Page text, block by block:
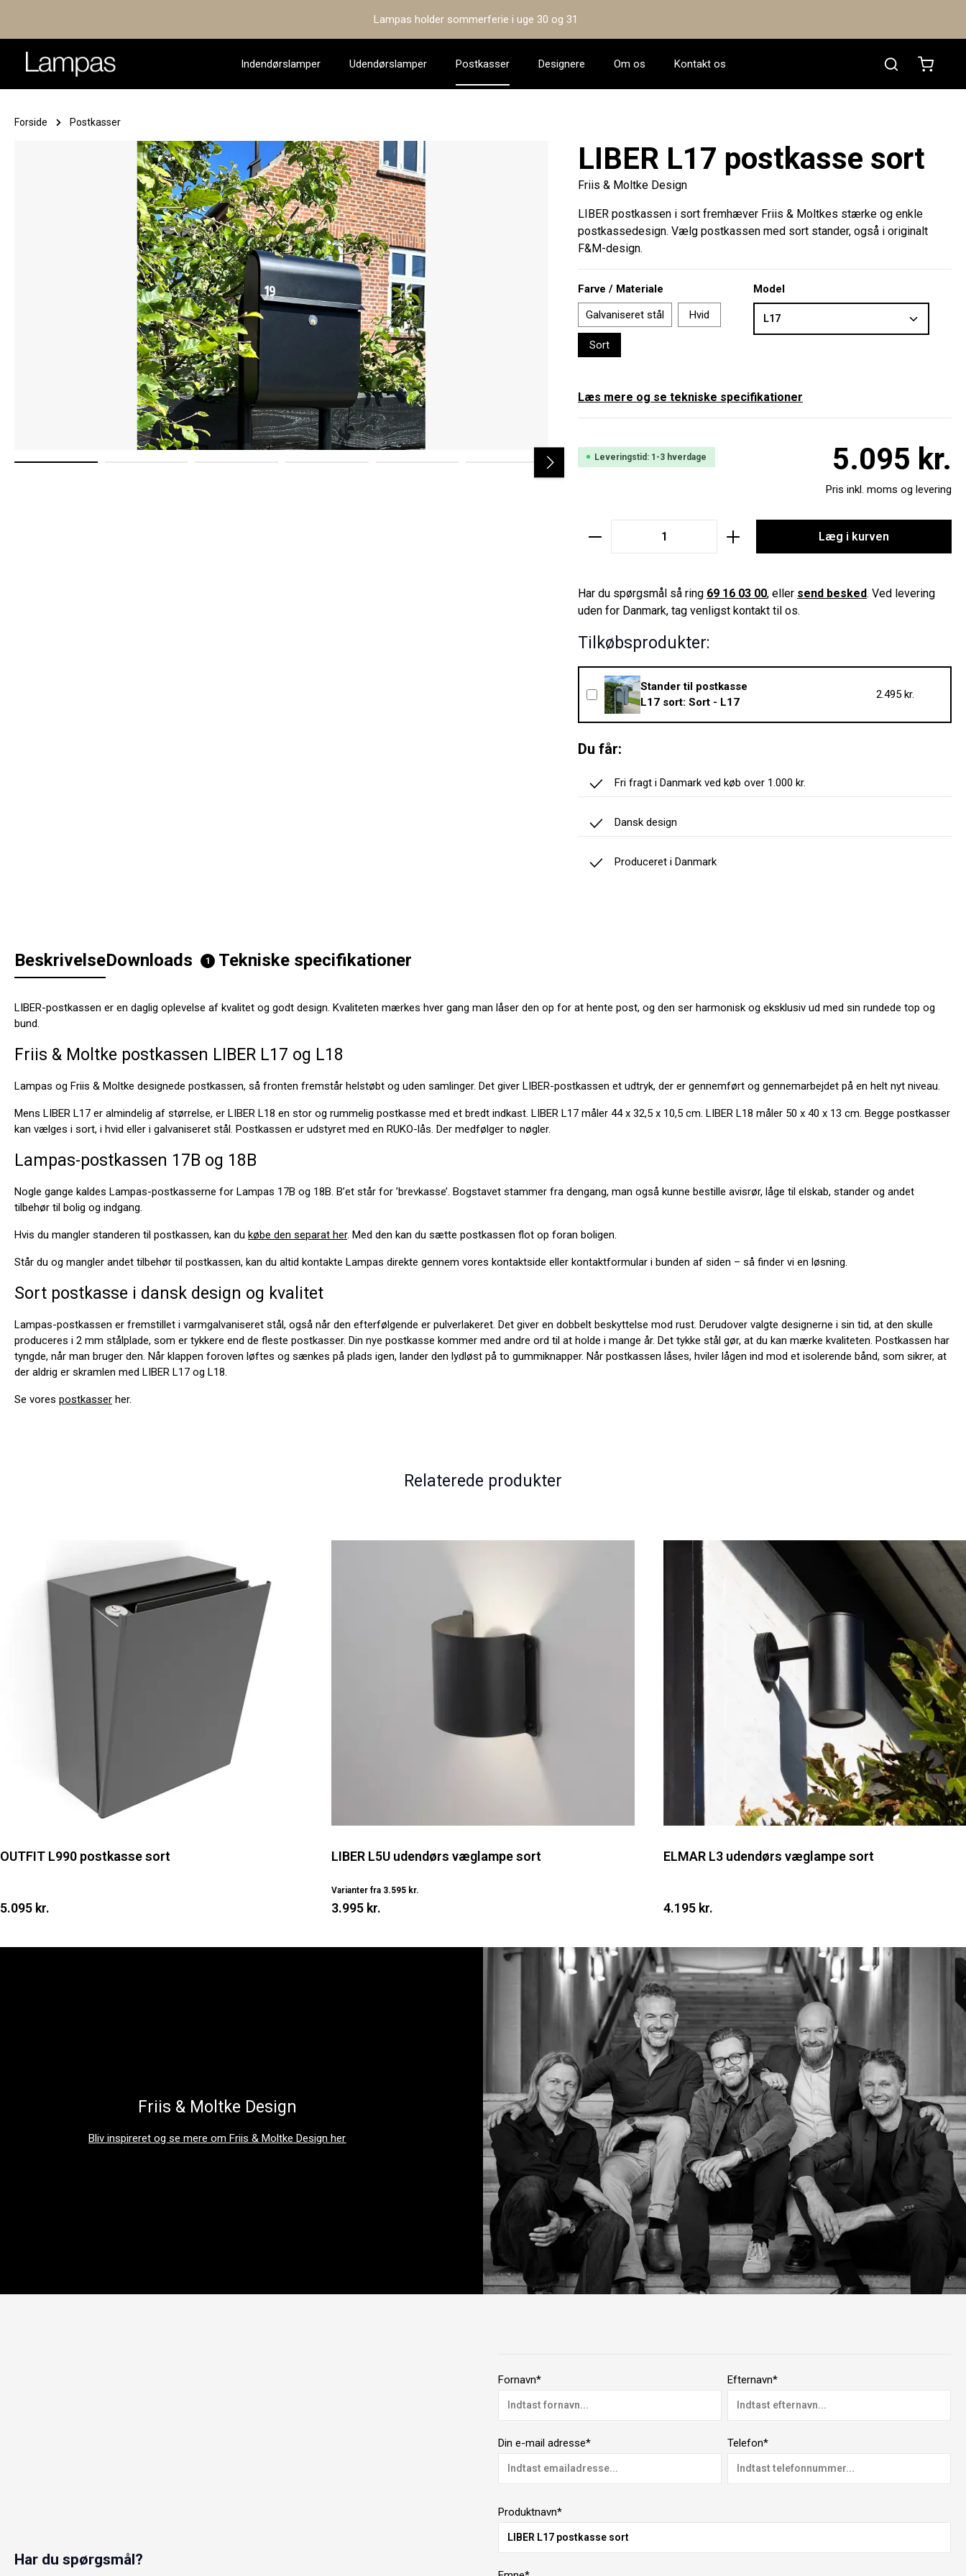
Lampas holder sommerferie i uge 30 og 31
Indendørslamper Udendørslamper Postkasser Designere Om os Kontakt os
Forside Postkasser
LIBER L17 postkasse sort
Friis & Moltke Design
LIBER postkassen i sort fremhæver Friis & Moltkes stærke og enkle
postkassedesign. Vælg postkassen med sort stander, også i originalt
F&M-design.
5.095 kr.
Pris inkl. moms og levering
Leveringstid: 1-3 hverdage
Vælg
Farve / Materiale
Galvaniseret stål
Hvid
Sort
Vælg
Model
Læs mere og se tekniske specifikationer
Product Quantity: Enter the desired amount or
Læg i kurven
Har du spørgsmål så ring 69 16 03 00, eller send besked. Ved levering
uden for Danmark, tag venligst kontakt til os.
Tilkøbsprodukter:
Stander til postkasse
L17 sort: Sort - L17
2.495 kr.
Du får:
Fri fragt i Danmark ved køb over 1.000 kr.
Dansk design
Produceret i Danmark
BeskrivelseDownloads 1 Tekniske specifikationer
LIBER-postkassen er en daglig oplevelse af kvalitet og godt design. Kvaliteten mærkes hver gang man låser den op for at hente post, og den ser harmonisk og eksklusiv ud med sin rundede top og
bund.
Friis & Moltke postkassen LIBER L17 og L18
Lampas og Friis & Moltke designede postkassen, så fronten fremstår helstøbt og uden samlinger. Det giver LIBER-postkassen et udtryk, der er gennemført og gennemarbejdet på en helt nyt niveau.
Mens LIBER L17 er almindelig af størrelse, er LIBER L18 en stor og rummelig postkasse med et bredt indkast. LIBER L17 måler 44 x 32,5 x 10,5 cm. LIBER L18 måler 50 x 40 x 13 cm. Begge postkasser
kan vælges i sort, i hvid eller i galvaniseret stål. Postkassen er udstyret med en RUKO-lås. Der medfølger to nøgler.
Lampas-postkassen 17B og 18B
Nogle gange kaldes Lampas-postkasserne for Lampas 17B og 18B. B’et står for ’brevkasse’. Bogstavet stammer fra dengang, man også kunne bestille avisrør, låge til elskab, stander og andet
tilbehør til bolig og indgang.
Hvis du mangler standeren til postkassen, kan du købe den separat her. Med den kan du sætte postkassen flot op foran boligen.
Står du og mangler andet tilbehør til postkassen, kan du altid kontakte Lampas direkte gennem vores kontaktside eller kontaktformular i bunden af siden – så finder vi en løsning.
Sort postkasse i dansk design og kvalitet
Lampas-postkassen er fremstillet i varmgalvaniseret stål, også når den efterfølgende er pulverlakeret. Det giver en dobbelt beskyttelse mod rust. Derudover valgte designerne i sin tid, at den skulle
produceres i 2 mm stålplade, som er tykkere end de fleste postkasser. Din nye postkasse kommer med andre ord til at holde i mange år. Det tykke stål gør, at du kan mærke kvaliteten. Postkassen har
tyngde, når man bruger den. Når klappen foroven løftes og sænkes på plads igen, lander den lydløst på to gummiknapper. Når postkassen låses, hviler lågen ind mod et isolerende bånd, som sikrer, at
der aldrig er skramlen med LIBER L17 og L18.
Se vores postkasser her.
Relaterede produkter
OUTFIT L990 postkasse sort
5.095 kr.
LIBER L5U udendørs væglampe sort
Varianter fra 3.595 kr.
3.995 kr.
Se produkt
ELMAR L3 udendørs væglampe sort
4.195 kr.
Se produkt
Friis & Moltke Design
Bliv inspireret og se mere om Friis & Moltke Design her
Har du spørgsmål?
Fornavn* Efternavn*
Din e-mail adresse* Telefon*
Produktnavn*